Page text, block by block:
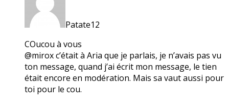
Patate12
COucou à vous
@mirox c’était à Aria que je parlais, je n’avais pas vu
ton message, quand j’ai écrit mon message, le tien
était encore en modération. Mais sa vaut aussi pour
toi pour le cou.